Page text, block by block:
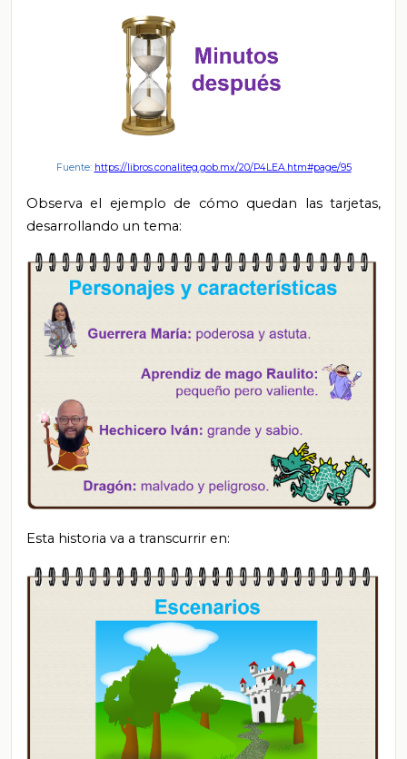
Fuente: https://libros.conaliteg.gob.mx/20/P4LEA.htm#page/95
Observa el ejemplo de cómo quedan las tarjetas,
desarrollando un tema:
Esta historia va a transcurrir en: